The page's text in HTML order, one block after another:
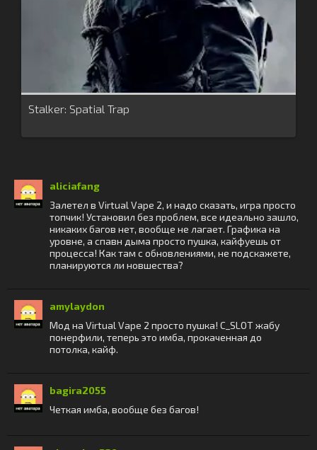
Stalker: Spatial Trap
aliciafang
Залетел в Virtual Vape 2, и надо сказать, игра просто
топчик! Установил без проблем, все идеально зашло,
никаких багов нет, вообще не лагает. Графика на
уровне, а спавн дыма просто пушка, кайфуешь от
процесса! Как там с обновлениями, не подскажете,
планируются ли новшества?
amylaydon
Мод на Virtual Vape 2 просто пушка! С_SLOT жабу
понерфили, теперь это имба, прокаченная до
потолка, кайф.
bagira2055
Четкая имба, вообще без багов!